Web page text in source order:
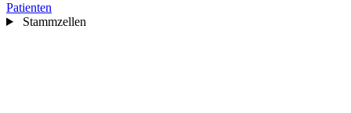
Patienten
Stammzellen